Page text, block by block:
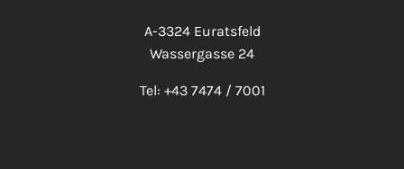
A-3324 Euratsfeld
Wassergasse 24
Tel: +43 7474 / 7001